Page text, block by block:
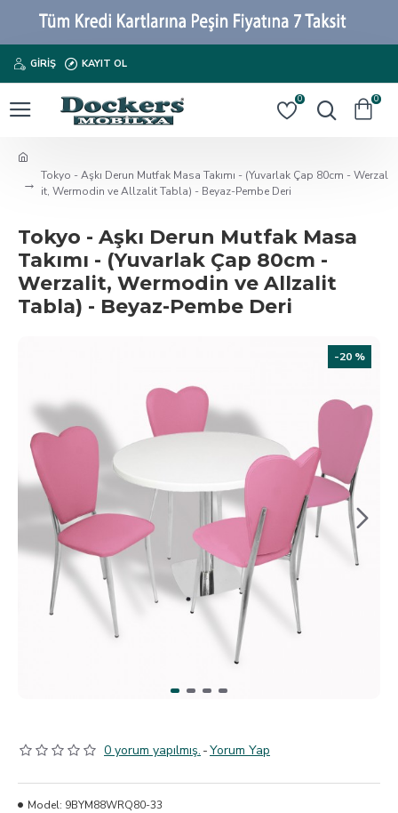
GIRIŞ KAYIT OL
0 0
Tokyo - Aşkı Derun Mutfak Masa Takımı - (Yuvarlak Çap 80cm - Werzal
it, Wermodin ve Allzalit Tabla) - Beyaz-Pembe Deri
Tokyo - Aşkı Derun Mutfak Masa
Takımı - (Yuvarlak Çap 80cm -
Werzalit, Wermodin ve Allzalit
Tabla) - Beyaz-Pembe Deri
-20 %
0 yorum yapılmış. -Yorum Yap
Model: 9BYM88WRQ80-33